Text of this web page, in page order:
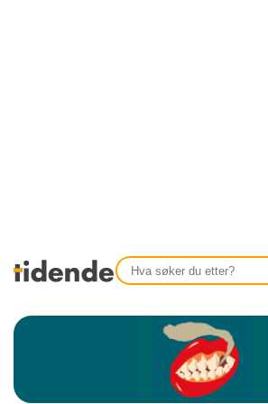
KONTAKT
OM OSS